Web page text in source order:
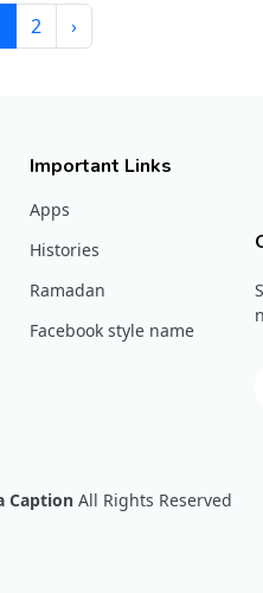
2 ›
Important Links
Apps
Histories
Ramadan
Facebook style name
Caption All Rights Reserved